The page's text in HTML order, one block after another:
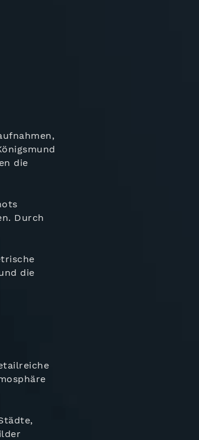
die
Durch
die